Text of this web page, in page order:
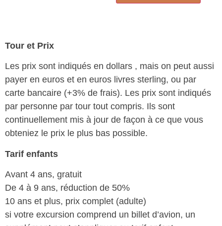
Tour et Prix
Les prix sont indiqués en dollars , mais on peut aussi
payer en euros et en euros livres sterling, ou par
carte bancaire (+3% de frais). Les prix sont indiqués
par personne par tour tout compris. Ils sont
continuellement mis à jour de façon à ce que vous
obteniez le prix le plus bas possible.
Tarif enfants
Avant 4 ans, gratuit
De 4 à 9 ans, réduction de 50%
10 ans et plus, prix complet (adulte)
si votre excursion comprend un billet d’avion, un